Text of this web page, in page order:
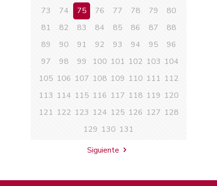
73
74 75 76 77 78 79
80
81
82 83 84 85 86 87
88
89
90 91 92 93 94 95
96
97
98 99 100 101 102 103 104
105 106 107 108 109 110 111 112
113 114 115 116 117 118 119 120
121 122 123 124 125 126 127 128
129 130 131
Siguiente